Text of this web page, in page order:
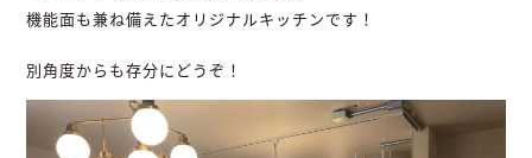
機能面も兼ね備えたオリジナルキッチンです！
別角度からも存分にどうぞ！